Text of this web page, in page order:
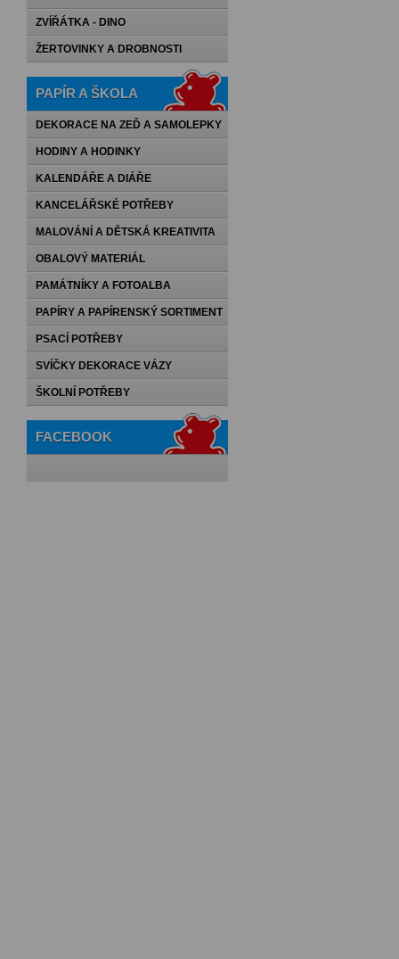
ZVÍŘÁTKA - DINO
ŽERTOVINKY A DROBNOSTI
PAPÍR A ŠKOLA
DEKORACE NA ZEĎ A SAMOLEPKY
HODINY A HODINKY
KALENDÁŘE A DIÁŘE
KANCELÁŘSKÉ POTŘEBY
MALOVÁNÍ A DĚTSKÁ KREATIVITA
OBALOVÝ MATERIÁL
PAMÁTNÍKY A FOTOALBA
PAPÍRY A PAPÍRENSKÝ SORTIMENT
PSACÍ POTŘEBY
SVÍČKY DEKORACE VÁZY
ŠKOLNÍ POTŘEBY
FACEBOOK